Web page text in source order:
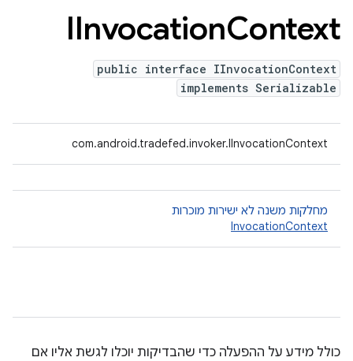
IInvocationContext
public interface IInvocationContext
implements Serializable
com.android.tradefed.invoker.IInvocationContext
מחלקות משנה לא ישירות מוכרות
InvocationContext
כולל מידע על ההפעלה כדי שהבדיקות יוכלו לגשת אליו אם